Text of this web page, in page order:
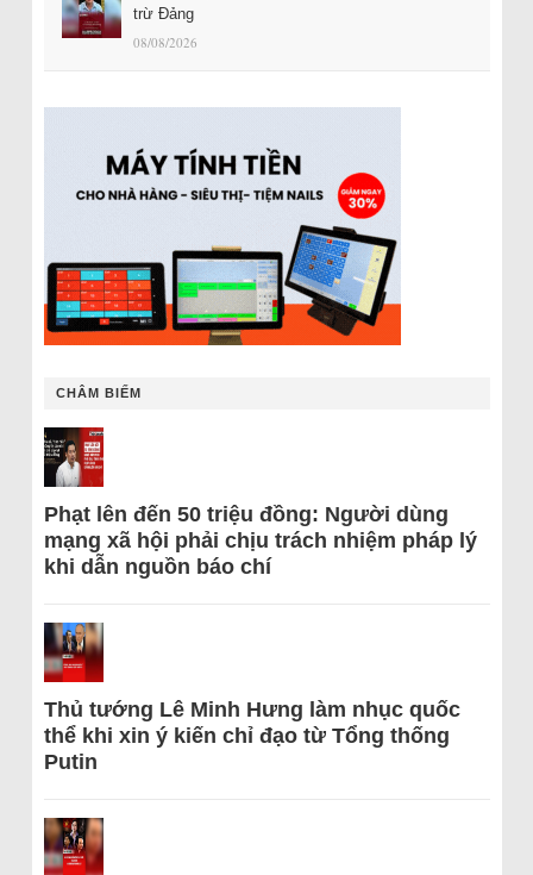
trừ Đảng
08/08/2026
CHÂM BIẾM
Phạt lên đến 50 triệu đồng: Người dùng
mạng xã hội phải chịu trách nhiệm pháp lý
khi dẫn nguồn báo chí
Thủ tướng Lê Minh Hưng làm nhục quốc
thể khi xin ý kiến chỉ đạo từ Tổng thống
Putin